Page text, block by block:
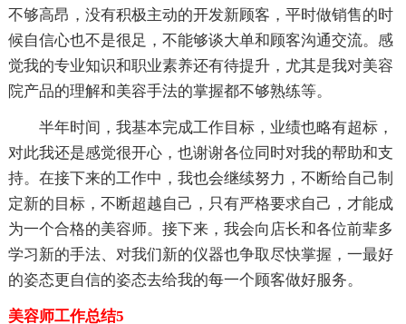
不够高昂，没有积极主动的开发新顾客，平时做销售的时
候自信心也不是很足，不能够谈大单和顾客沟通交流。感
觉我的专业知识和职业素养还有待提升，尤其是我对美容
院产品的理解和美容手法的掌握都不够熟练等。
半年时间，我基本完成工作目标，业绩也略有超标，
对此我还是感觉很开心，也谢谢各位同时对我的帮助和支
持。在接下来的工作中，我也会继续努力，不断给自己制
定新的目标，不断超越自己，只有严格要求自己，才能成
为一个合格的美容师。接下来，我会向店长和各位前辈多
学习新的手法、对我们新的仪器也争取尽快掌握，一最好
的姿态更自信的姿态去给我的每一个顾客做好服务。
美容师工作总结5